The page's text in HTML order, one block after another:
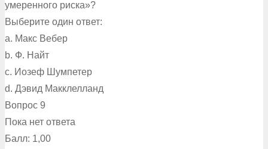
умеренного риска»?
Выберите один ответ:
a. Макс Вебер
b. Ф. Найт
c. Иозеф Шумпетер
d. Дэвид Макклелланд
Вопрос 9
Пока нет ответа
Балл: 1,00